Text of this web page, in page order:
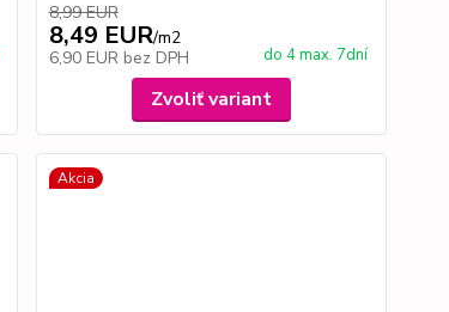
8,99 EUR
8,49 EUR/m2
6,90 EUR bez DPH do 4 max. 7dní
Zvoliť variant
Akcia